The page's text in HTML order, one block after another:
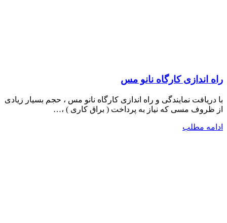
راه اندازی کارگاه نانو مس
با دریافت نمایندگی و راه اندازی کارگاه نانو مس ، حجم بسیار زیادی
از ظروف مسی که نیاز به پرداخت ( براق کاری ) ،…
ادامه مطلب